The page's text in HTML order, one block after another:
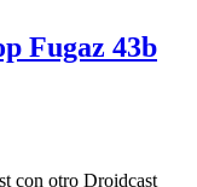
Fugaz 43b
con otro Droidcast